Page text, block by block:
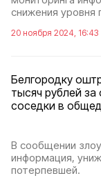
снижения
20 ноября 2024, 16:43
Белгородку
тысяч рублей
соседки в
В сообщении
информация,
потерпевшей.